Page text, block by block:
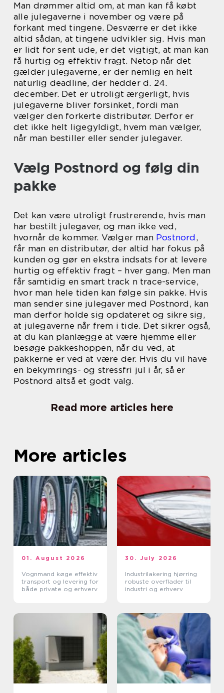
Man drømmer altid om, at man kan få købt
alle julegaverne i november og være på
forkant med tingene. Desværre er det ikke
altid sådan, at tingene udvikler sig. Hvis man
er lidt for sent ude, er det vigtigt, at man kan
få hurtig og effektiv fragt. Netop når det
gælder julegaverne, er der nemlig en helt
naturlig deadline, der hedder d. 24.
december. Det er utroligt ærgerligt, hvis
julegaverne bliver forsinket, fordi man
vælger den forkerte distributør. Derfor er
det ikke helt ligegyldigt, hvem man vælger,
når man bestiller eller sender julegaver.
Vælg Postnord og følg din
pakke
Det kan være utroligt frustrerende, hvis man
har bestilt julegaver, og man ikke ved,
hvornår de kommer. Vælger man Postnord ,
får man en distributør, der altid har fokus på
kunden og gør en ekstra indsats for at levere
hurtig og effektiv fragt – hver gang. Men man
får samtidig en smart track n trace-service,
hvor man hele tiden kan følge sin pakke. Hvis
man sender sine julegaver med Postnord, kan
man derfor holde sig opdateret og sikre sig,
at julegaverne når frem i tide. Det sikrer også,
at du kan planlægge at være hjemme eller
besøge pakkeshoppen, når du ved, at
pakkerne er ved at være der. Hvis du vil have
en bekymrings- og stressfri jul i år, så er
Postnord altså et godt valg.
Read more articles here
More articles
01. August 2026
Vognmand køge effektiv
transport og levering for
både private og erhverv
30. July 2026
Industrilakering hjørring
robuste overflader til
industri og erhverv